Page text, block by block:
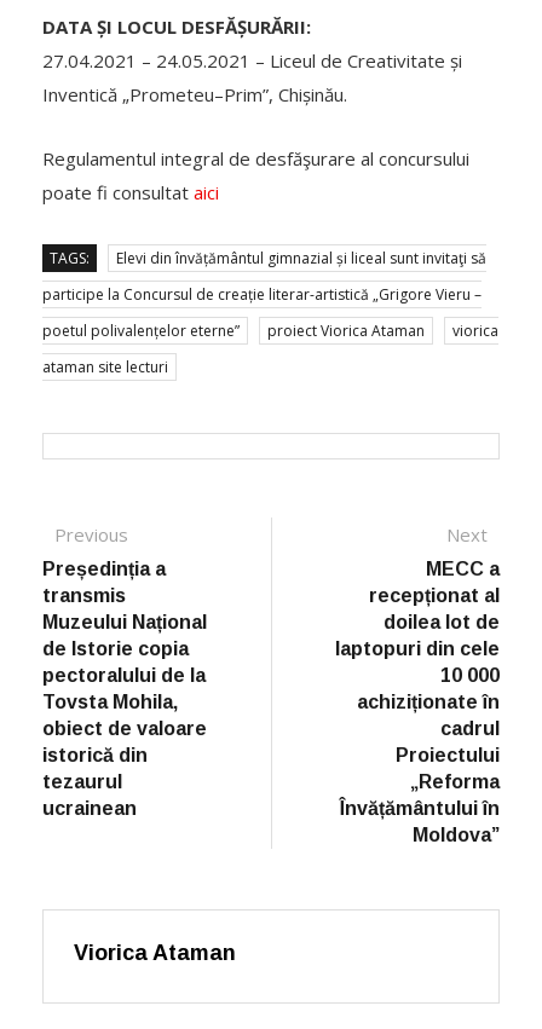
DATA ȘI LOCUL DESFĂȘURĂRII:
27.04.2021 – 24.05.2021 – Liceul de Creativitate și
Inventică „Prometeu–Prim”, Chișinău.
Regulamentul integral de desfăşurare al concursului
poate fi consultat aici
TAGS:
Elevi din învățământul gimnazial și liceal sunt invitaţi să
participe la Concursul de creație literar-artistică „Grigore Vieru –
poetul polivalențelor eterne”
proiect Viorica Ataman
viorica
ataman site lecturi
Post navigation
Previous
Președinția a
transmis
Muzeului Național
de Istorie copia
pectoralului de la
Tovsta Mohila,
obiect de valoare
istorică din
tezaurul
ucrainean
Next
post:
MECC a
recepționat al
doilea lot de
laptopuri din cele
10 000
achiziționate în
cadrul
Proiectului
„Reforma
Învățământului în
Moldova”
Viorica Ataman